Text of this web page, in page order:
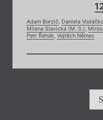
Adam Borzič, Daniela
Milena Slavická (M. S.),
Petr Řehák, Vojtěch Němec